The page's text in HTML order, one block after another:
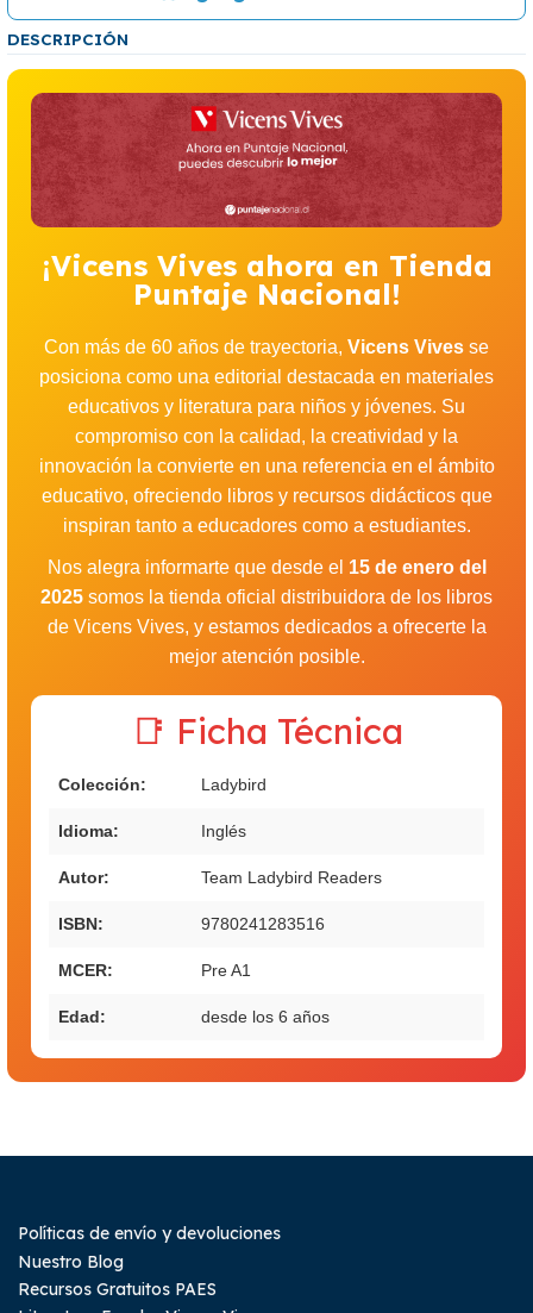
DESCRIPCIÓN
¡Vicens Vives ahora en Tienda
Puntaje Nacional!
Con más de 60 años de trayectoria, Vicens Vives se
posiciona como una editorial destacada en materiales
educativos y literatura para niños y jóvenes. Su
compromiso con la calidad, la creatividad y la
innovación la convierte en una referencia en el ámbito
educativo, ofreciendo libros y recursos didácticos que
inspiran tanto a educadores como a estudiantes.
Nos alegra informarte que desde el 15 de enero del
2025 somos la tienda oficial distribuidora de los libros
de Vicens Vives, y estamos dedicados a ofrecerte la
mejor atención posible.
📑 Ficha Técnica
Colección: Ladybird
Idioma: Inglés
Autor: Team Ladybird Readers
ISBN: 9780241283516
MCER: Pre A1
Edad: desde los 6 años
Políticas de envío y devoluciones
Nuestro Blog
Recursos Gratuitos PAES